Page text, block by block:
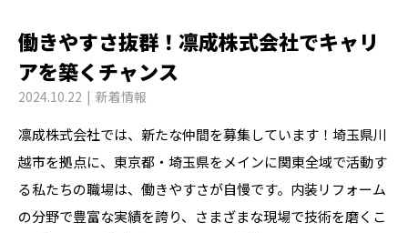
働きやすさ抜群！凛成株式会社でキャリ
アを築くチャンス
2024.10.22 新着情報
凛成株式会社では、新たな仲間を募集しています！埼玉県川
越市を拠点に、東京都・埼玉県をメインに関東全域で活動す
る私たちの職場は、働きやすさが自慢です。内装リフォーム
の分野で豊富な実績を誇り、さまざまな現場で技術を磨くこ